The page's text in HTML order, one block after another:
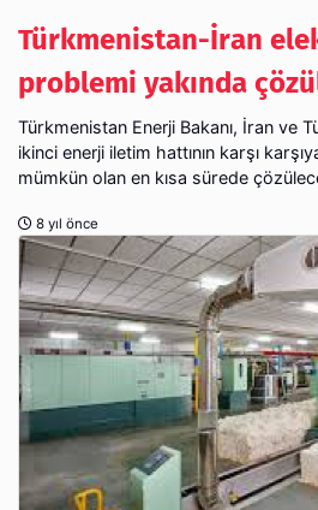
Türkmenistan-İran
problemi yakında
Türkmenistan Enerji Bakanı, İran ve
ikinci enerji iletim hattının karşı
mümkün olan en kısa sürede
8 yıl önce